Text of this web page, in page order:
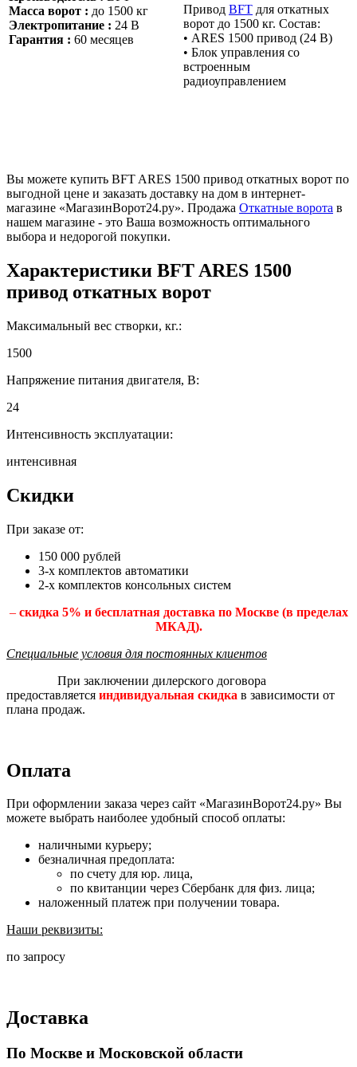
Масса ворот : до 1500 кг
Электропитание : 24 В
Гарантия : 60 месяцев
Привод BFT для откатных
ворот до 1500 кг. Состав:
• ARES 1500 привод (24 В)
• Блок управления со
встроенным
радиоуправлением
Вы можете купить BFT ARES 1500 привод откатных ворот по
выгодной цене и заказать доставку на дом в интернет-
магазине «МагазинВорот24.ру». Продажа Откатные ворота в
нашем магазине - это Ваша возможность оптимального
выбора и недорогой покупки.
Характеристики BFT ARES 1500
привод откатных ворот
Максимальный вес створки, кг.:
1500
Напряжение питания двигателя, В:
24
Интенсивность эксплуатации:
интенсивная
Скидки
При заказе от:
150 000 рублей
3-х комплектов автоматики
2-х комплектов консольных систем
– скидка 5% и бесплатная доставка по Москве (в пределах
МКАД).
Специальные условия для постоянных клиентов
При заключении дилерского договора
предоставляется индивидуальная скидка в зависимости от
плана продаж.
Оплата
При оформлении заказа через сайт «МагазинВорот24.ру» Вы
можете выбрать наиболее удобный способ оплаты:
наличными курьеру;
безналичная предоплата:
по счету для юр. лица,
по квитанции через Сбербанк для физ. лица;
наложенный платеж при получении товара.
Наши реквизиты:
по запросу
Доставка
По Москве и Московской области